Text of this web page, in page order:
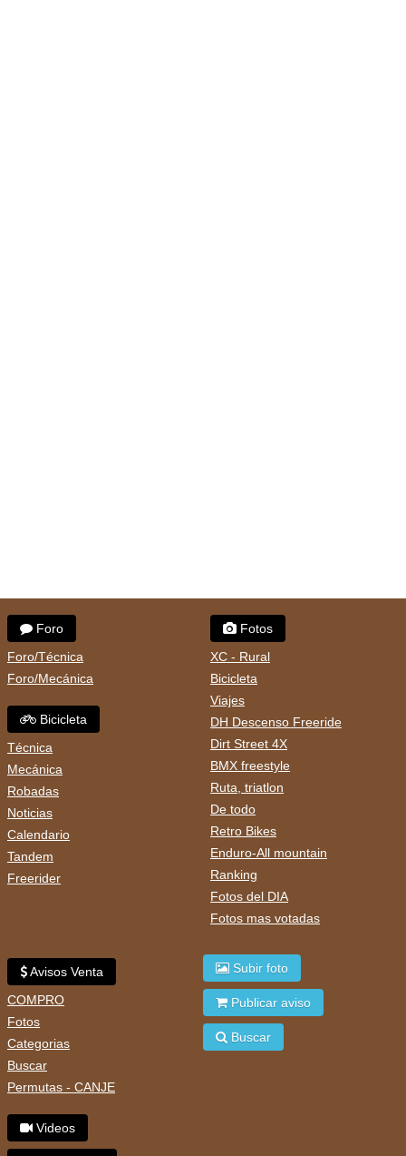
Foro
Foro/Técnica
Foro/Mecánica
Bicicleta
Técnica
Mecánica
Robadas
Noticias
Calendario
Tandem
Freerider
Fotos
XC - Rural
Bicicleta
Viajes
DH Descenso Freeride
Dirt Street 4X
BMX freestyle
Ruta, triatlon
De todo
Retro Bikes
Enduro-All mountain
Ranking
Fotos del DIA
Fotos mas votadas
Avisos Venta
COMPRO
Fotos
Categorias
Buscar
Permutas - CANJE
Videos
Subir foto
Publicar aviso
Buscar